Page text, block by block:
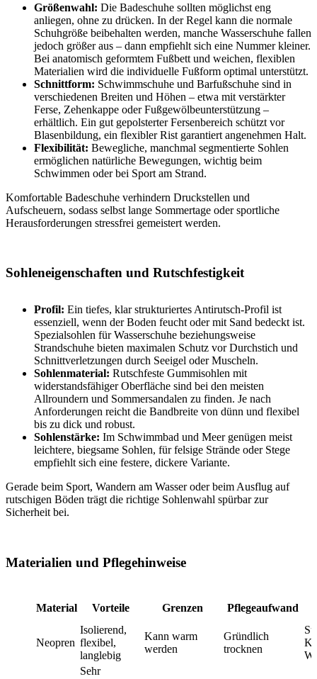
Größenwahl: Die Badeschuhe sollten möglichst eng
anliegen, ohne zu drücken. In der Regel kann die normale
Schuhgröße beibehalten werden, manche Wasserschuhe fallen
jedoch größer aus – dann empfiehlt sich eine Nummer kleiner.
Bei anatomisch geformtem Fußbett und weichen, flexiblen
Materialien wird die individuelle Fußform optimal unterstützt.
Schnittform: Schwimmschuhe und Barfußschuhe sind in
verschiedenen Breiten und Höhen – etwa mit verstärkter
Ferse, Zehenkappe oder Fußgewölbeunterstützung –
erhältlich. Ein gut gepolsterter Fersenbereich schützt vor
Blasenbildung, ein flexibler Rist garantiert angenehmen Halt.
Flexibilität: Bewegliche, manchmal segmentierte Sohlen
ermöglichen natürliche Bewegungen, wichtig beim
Schwimmen oder bei Sport am Strand.
Komfortable Badeschuhe verhindern Druckstellen und
Aufscheuern, sodass selbst lange Sommertage oder sportliche
Herausforderungen stressfrei gemeistert werden.
Sohleneigenschaften und Rutschfestigkeit
Profil: Ein tiefes, klar strukturiertes Antirutsch-Profil ist
essenziell, wenn der Boden feucht oder mit Sand bedeckt ist.
Spezialsohlen für Wasserschuhe beziehungsweise
Strandschuhe bieten maximalen Schutz vor Durchstich und
Schnittverletzungen durch Seeigel oder Muscheln.
Sohlenmaterial: Rutschfeste Gummisohlen mit
widerstandsfähiger Oberfläche sind bei den meisten
Allroundern und Sommersandalen zu finden. Je nach
Anforderungen reicht die Bandbreite von dünn und flexibel
bis zu dick und robust.
Sohlenstärke: Im Schwimmbad und Meer genügen meist
leichtere, biegsame Sohlen, für felsige Strände oder Stege
empfiehlt sich eine festere, dickere Variante.
Gerade beim Sport, Wandern am Wasser oder beim Ausflug auf
rutschigen Böden trägt die richtige Sohlenwahl spürbar zur
Sicherheit bei.
Materialien und Pflegehinweise
Material Vorteile Grenzen Pflegeaufwand
Neopren
Isolierend,
flexibel,
langlebig
Kann warm
werden
Gründlich
trocknen
Sehr